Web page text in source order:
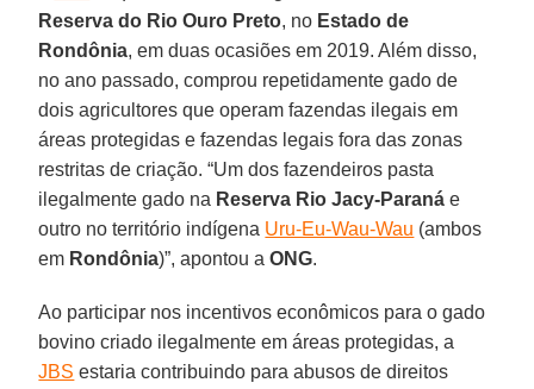
Reserva do Rio Ouro Preto, no Estado de
Rondônia, em duas ocasiões em 2019. Além disso,
no ano passado, comprou repetidamente gado de
dois agricultores que operam fazendas ilegais em
áreas protegidas e fazendas legais fora das zonas
restritas de criação. “Um dos fazendeiros pasta
ilegalmente gado na Reserva Rio Jacy-Paraná e
outro no território indígena Uru-Eu-Wau-Wau (ambos
em Rondônia)”, apontou aONG.
Ao participar nos incentivos econômicos para o gado
bovino criado ilegalmente em áreas protegidas, a
JBS estaria contribuindo para abusos de direitos